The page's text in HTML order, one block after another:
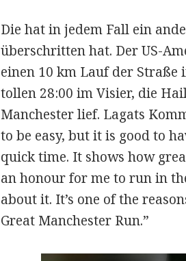
Die hat in jedem Fall ein
überschritten hat. Der US-
einen 10 km Lauf der
tollen 28:00 im Visier, die
Manchester lief. Lagats
to be easy, but it is good to
quick time. It shows how
an honour for me to run in
about it. It’s one of the
Great Manchester Run.”